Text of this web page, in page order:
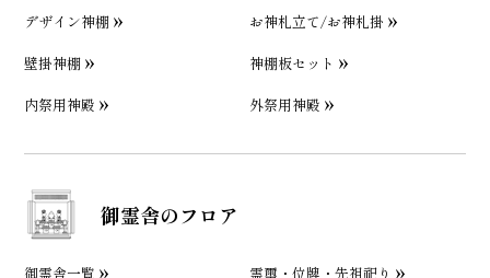
デザイン神棚
お神札立て/お神札掛
壁掛神棚
神棚板セット
内祭用神殿
外祭用神殿
御霊舎のフロア
御霊舎一覧 霊璽・位牌・先祖祀り